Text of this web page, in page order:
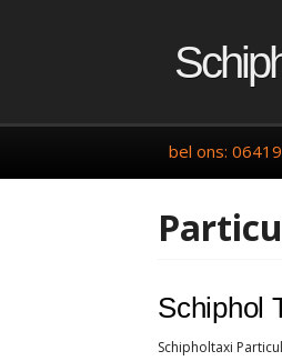
bel ons:
Schiphol
Schipholtaxi